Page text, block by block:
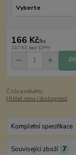
166 Kč/ks
137 Kč bez DPH
Číslo produktu:
Hlídat cenu / dostupnost
Kompletní specifikace
Související zboží 7